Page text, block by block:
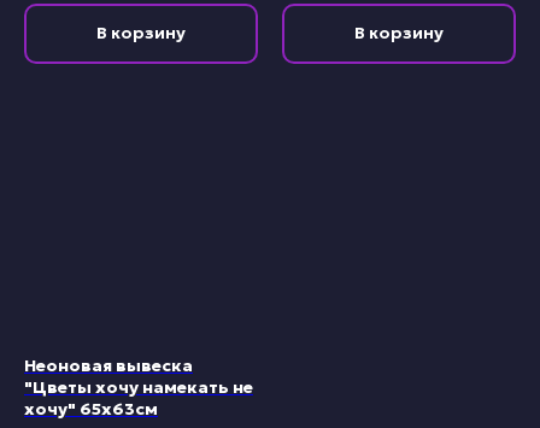
В корзину В корзину
Неоновая вывеска
"Цветы хочу намекать не
хочу" 65х63см